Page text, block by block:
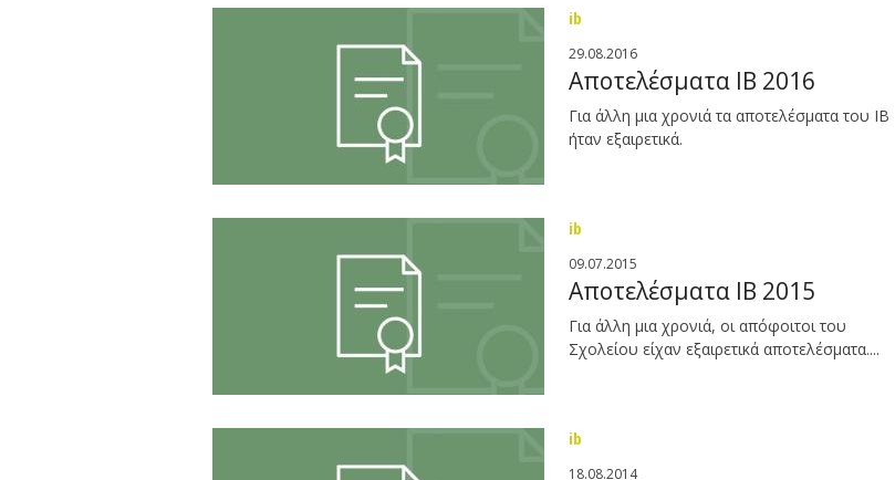
ib
29.08.2016
Αποτελέσματα ΙΒ 2016
Για άλλη μια χρονιά τα αποτελέσματα του IB
ήταν εξαιρετικά.
ib
09.07.2015
Αποτελέσματα ΙΒ 2015
Για άλλη μια χρονιά, οι απόφοιτοι του
Σχολείου είχαν εξαιρετικά αποτελέσματα....
ib
18.08.2014